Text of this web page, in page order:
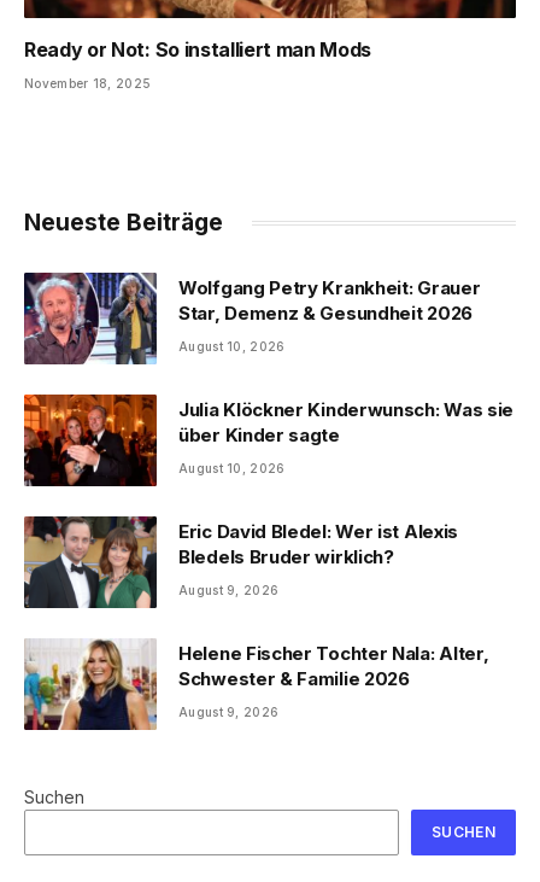
Ready or Not: So installiert man Mods
November 18, 2025
Neueste Beiträge
Wolfgang Petry Krankheit: Grauer
Star, Demenz & Gesundheit 2026
August 10, 2026
Julia Klöckner Kinderwunsch: Was sie
über Kinder sagte
August 10, 2026
Eric David Bledel: Wer ist Alexis
Bledels Bruder wirklich?
August 9, 2026
Helene Fischer Tochter Nala: Alter,
Schwester & Familie 2026
August 9, 2026
Suchen
SUCHEN